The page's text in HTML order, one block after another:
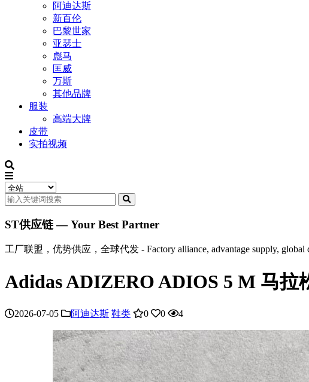
阿迪达斯
新百伦
巴黎世家
亚瑟士
彪马
匡威
万斯
其他品牌
服装
高端大牌
皮带
实拍视频
ST供应链 — Your Best Partner
工厂联盟，优势供应，全球代发 - Factory alliance, advantage supply, global
Adidas ADIZERO ADIOS 5 M 马
2026-07-05 阿迪达斯 鞋类 0 0 4